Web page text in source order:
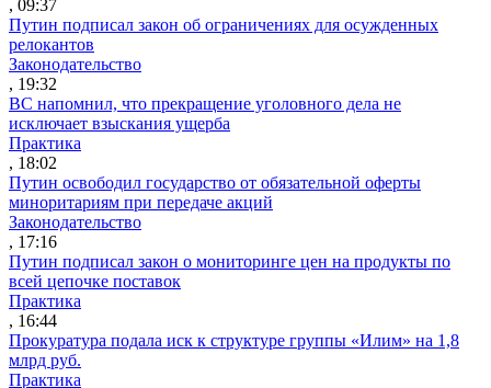
, 09:37
Путин подписал закон об ограничениях для осужденных
релокантов
Законодательство
, 19:32
ВС напомнил, что прекращение уголовного дела не
исключает взыскания ущерба
Практика
, 18:02
Путин освободил государство от обязательной оферты
миноритариям при передаче акций
Законодательство
, 17:16
Путин подписал закон о мониторинге цен на продукты по
всей цепочке поставок
Практика
, 16:44
Прокуратура подала иск к структуре группы «Илим» на 1,8
млрд руб.
Практика